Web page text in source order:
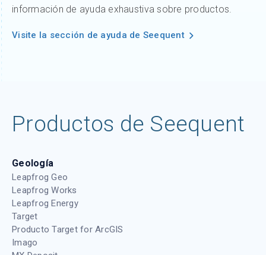
información de ayuda exhaustiva sobre productos.
Visite la sección de ayuda de Seequent
Productos de Seequent
Geología
Leapfrog Geo
Leapfrog Works
Leapfrog Energy
Target
Producto Target for ArcGIS
Imago